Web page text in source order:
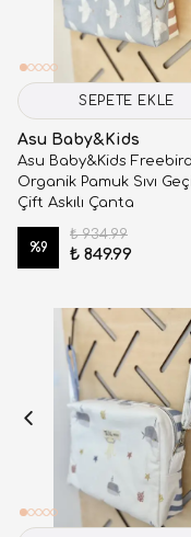
SEPETE EKLE
Asu Baby&Kids
Asu Baby&Kids Freebird
Organik Pamuk Sıvı
Çift Askılı Çanta
%9
₺ 934.99
₺ 849.99